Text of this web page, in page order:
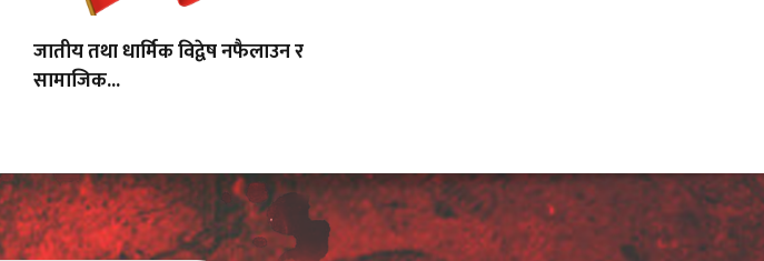
जातीय तथा धार्मिक विद्वेष नफैलाउन र
सामाजिक...